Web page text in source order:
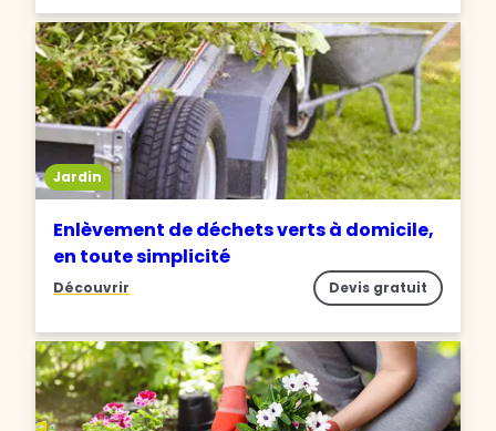
Jardin
Enlèvement de déchets verts à domicile,
en toute simplicité
Découvrir Devis gratuit